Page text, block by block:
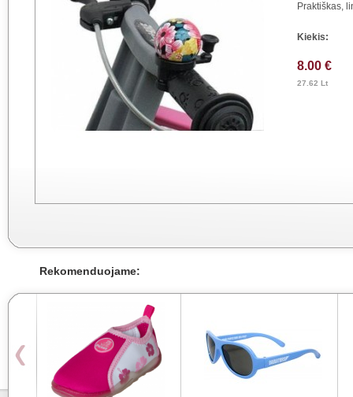
Praktiškas,
Kiekis:
8.00 €
27.62 Lt
Rekomenduojame: